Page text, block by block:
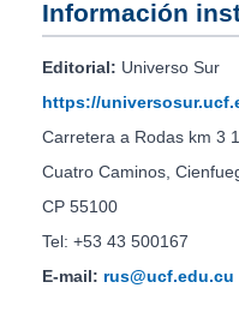
Información
Editorial: Universo Sur
https://
Carretera a Rodas km 3
Cuatro Caminos,
CP 55100
Tel: +53 43 500167
E-mail: rus@ucf.edu.cu